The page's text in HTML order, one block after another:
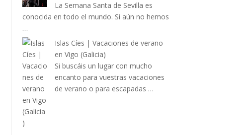
La Semana Santa de Sevilla es
conocida en todo el mundo. Si aún no hemos
…
Islas Cíes | Vacaciones de verano
en Vigo (Galicia)
Si buscáis un lugar con mucho
encanto para vuestras vacaciones
de verano o para escapadas …